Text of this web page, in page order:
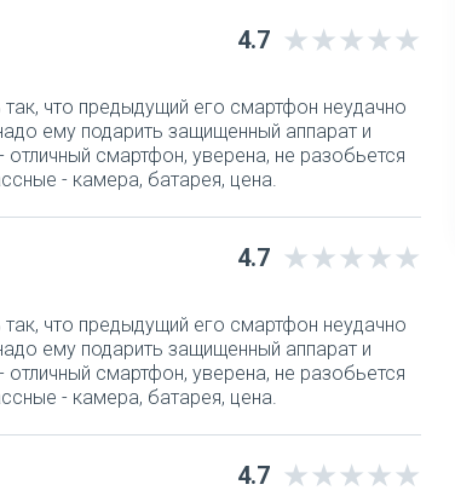
4.7
что предыдущий его смартфон неудачно
ему подарить защищенный аппарат и
смартфон, уверена, не разобьется
- камера, батарея, цена.
4.7
что предыдущий его смартфон неудачно
ему подарить защищенный аппарат и
смартфон, уверена, не разобьется
- камера, батарея, цена.
4.7